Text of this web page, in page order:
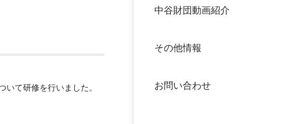
中谷財団動画紹介
その他情報
お問い合わせ
て研修を行いました。